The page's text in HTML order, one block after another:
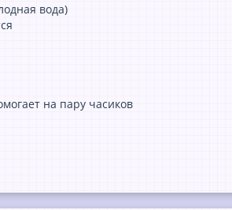
вода)
на пару часиков